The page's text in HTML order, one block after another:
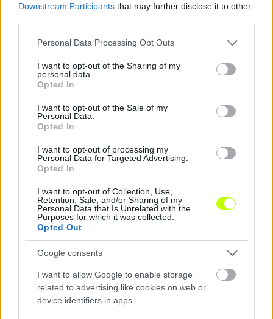
Downstream Participants that may further disclose it to other
Please note that this website/app uses one or more Google
not limited to your visit or usage behaviour. You may click to
grant or deny consent to Google and its third-party tags to
use your data for below specified purposes in below Google
consent section.
Personal Data Processing Opt Outs
I want to opt-out of the Sharing of my
personal data.
Opted In
I want to opt-out of the Sale of my
Personal Data.
Opted In
I want to opt-out of processing my
Personal Data for Targeted Advertising.
Opted In
I want to opt-out of Collection, Use,
Retention, Sale, and/or Sharing of my
Personal Data that Is Unrelated with the
Purposes for which it was collected.
Opted Out
Google consents
I want to allow Google to enable storage
related to advertising like cookies on web or
device identifiers in apps.
MLSZ: fantasztikusak a körülmények a magyar foci
körül – reakció
Barczi Róbert, a Magyar Labdarúgó Szövetség
(MLSZ) sportigazgatója szerint az elmúlt két
évben elindították azokat a folyamatokat,
amelyek nélkülözhetetlenek a […]